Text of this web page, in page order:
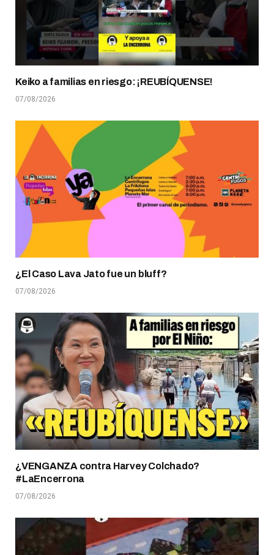
Keiko a familias en riesgo: ¡REUBÍQUENSE!
07/08/2026
¿El Caso Lava Jato fue un bluff?
07/08/2026
¿VENGANZA contra Harvey Colchado?
#LaEncerrona
07/08/2026